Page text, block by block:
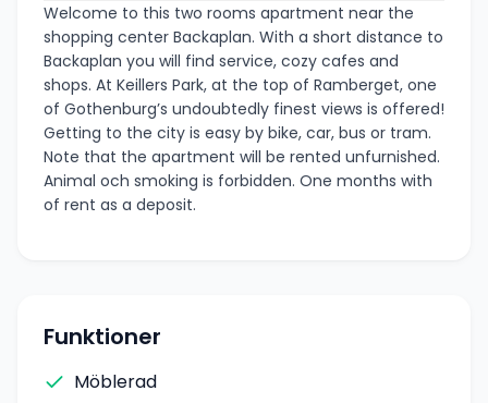
Welcome to this two rooms apartment near the
shopping center Backaplan. With a short distance to
Backaplan you will find service, cozy cafes and
shops. At Keillers Park, at the top of Ramberget, one
of Gothenburg’s undoubtedly finest views is offered!
Getting to the city is easy by bike, car, bus or tram.
Note that the apartment will be rented unfurnished.
Animal och smoking is forbidden. One months with
of rent as a deposit.
Funktioner
Möblerad